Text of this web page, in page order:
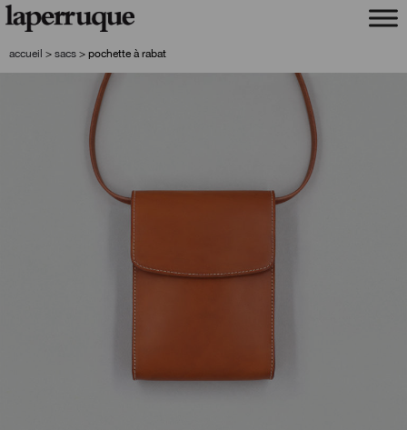
aller
navigation
aller
au
accueil > sacs > pochette à rabat